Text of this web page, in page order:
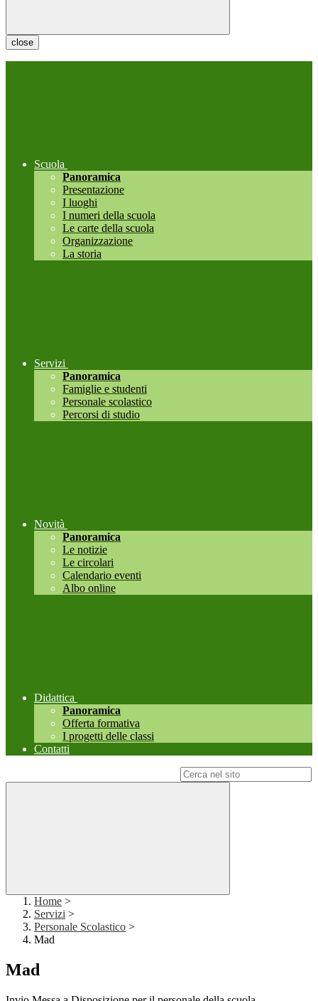
close
Scuola
Panoramica
Presentazione
I luoghi
I numeri della scuola
Le carte della scuola
Organizzazione
La storia
Servizi
Panoramica
Famiglie e studenti
Personale scolastico
Percorsi di studio
Novità
Panoramica
Le notizie
Le circolari
Calendario eventi
Albo online
Didattica
Panoramica
Offerta formativa
I progetti delle classi
Contatti
Home >
Servizi >
Personale Scolastico >
Mad
Mad